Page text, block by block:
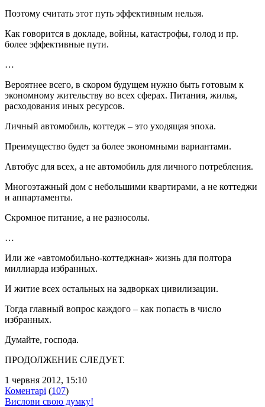
Поэтому считать этот путь эффективным нельзя.
Как говорится в докладе, войны, катастрофы, голод и пр.
более эффективные пути.
…
Вероятнее всего, в скором будущем нужно быть готовым к
экономному жительству во всех сферах. Питания, жилья,
расходования иных ресурсов.
Личный автомобиль, коттедж – это уходящая эпоха.
Преимущество будет за более экономными вариантами.
Автобус для всех, а не автомобиль для личного потребления.
Многоэтажный дом с небольшими квартирами, а не коттеджи
и аппартаменты.
Скромное питание, а не разносолы.
…
Или же «автомобильно-коттеджная» жизнь для полтора
миллиарда избранных.
И житие всех остальных на задворках цивилизации.
Тогда главный вопрос каждого – как попасть в число
избранных.
Думайте, господа.
ПРОДОЛЖЕНИЕ СЛЕДУЕТ.
1 червня 2012, 15:10
Коментарі (107)
Вислови свою думку!